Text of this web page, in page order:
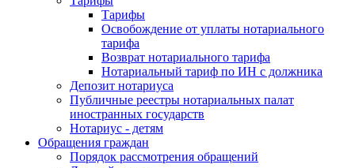
Тарифы
Освобождение от уплаты нотариального
тарифа
Возврат нотариального тарифа
Нотариальный тариф по ИН с должника
Депозит нотариуса
Публичные реестры нотариальных палат
иностранных государств
Нотариус - детям
Обращения граждан
Порядок рассмотрения обращений